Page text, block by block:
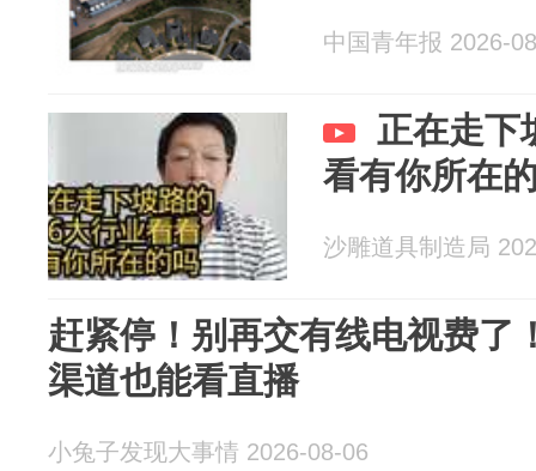
中国青年报 2026-
正在走下
看有你所在
沙雕道具制造局
赶紧停！别再交有线电视费了
渠道也能看直播
小兔子发现大事情 2026-08-06